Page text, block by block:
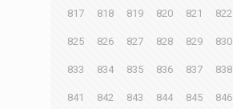
817 818 819 820 821 822
825 826 827 828 829 830
833 834 835 836 837 838
841 842 843 844 845 846